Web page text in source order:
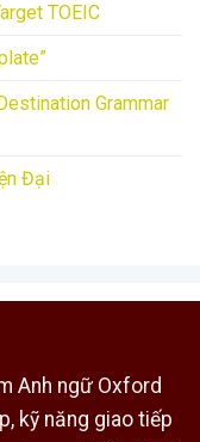
TOEIC
Grammar
Đại
Anh ngữ Oxford
kỹ năng giao tiếp